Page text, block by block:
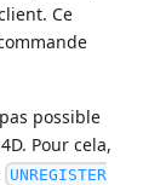
Ce
possible
Pour cela,
UNREGISTER